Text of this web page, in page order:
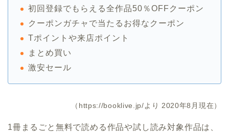
初回登録でもらえる全作品50％OFFクーポン
クーポンガチャで当たるお得なクーポン
Tポイントや来店ポイント
まとめ買い
激安セール
（https://booklive.jp/より 2020年8月現在）
1冊まるごと無料で読める作品や試し読み対象作品は、